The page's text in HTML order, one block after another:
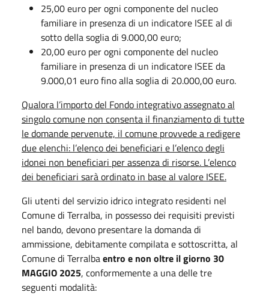
25,00 euro per ogni componente del nucleo
familiare in presenza di un indicatore ISEE al di
sotto della soglia di 9.000,00 euro;
20,00 euro per ogni componente del nucleo
familiare in presenza di un indicatore ISEE da
9.000,01 euro fino alla soglia di 20.000,00 euro.
Qualora l’importo del Fondo integrativo assegnato al
singolo comune non consenta il finanziamento di tutte
le domande pervenute, il comune provvede a redigere
due elenchi: l’elenco dei beneficiari e l’elenco degli
idonei non beneficiari per assenza di risorse. L’elenco
dei beneficiari sarà ordinato in base al valore ISEE.
Gli utenti del servizio idrico integrato residenti nel
Comune di Terralba, in possesso dei requisiti previsti
nel bando, devono presentare la domanda di
ammissione, debitamente compilata e sottoscritta, al
Comune di Terralbaentro e non oltre il giorno 30
MAGGIO 2025, conformemente a una delle tre
seguenti modalità: